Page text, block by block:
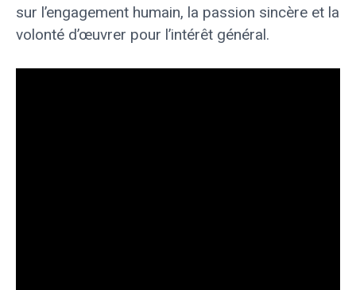
sur l’engagement humain, la passion sincère et la
volonté d’œuvrer pour l’intérêt général.